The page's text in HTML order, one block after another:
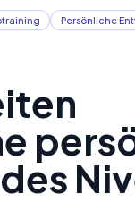
Persönliche